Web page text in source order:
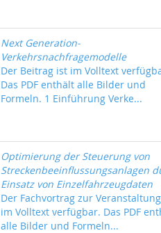
Next Generation-
Verkehrsnachfragemodelle
Der Beitrag ist im Volltext
Das PDF enthält alle Bilder und
Formeln. 1 Einführung Verke...
Optimierung der Steuerung von
Streckenbeeinflussungsanlagen
Einsatz von Einzelfahrzeugdaten
Der Fachvortrag zur
im Volltext verfügbar. Das PDF
alle Bilder und Formeln...